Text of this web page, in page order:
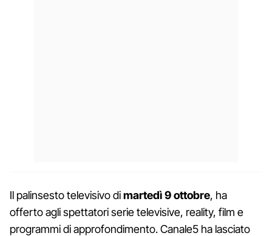
Il palinsesto televisivo dimartedì 9 ottobre, ha
offerto agli spettatori serie televisive, reality, film e
programmi di approfondimento. Canale5 ha lasciato